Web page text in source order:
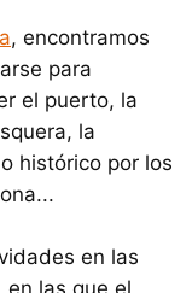
, encontramos
para
el puerto, la
la
histórico por los
en las